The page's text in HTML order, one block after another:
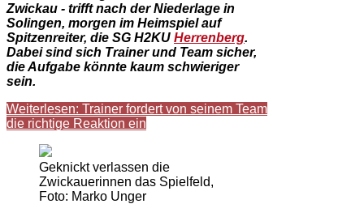
Zwickau - trifft nach der Niederlage in
Solingen, morgen im Heimspiel auf
Spitzenreiter, die SG H2KU Herrenberg.
Dabei sind sich Trainer und Team sicher,
die Aufgabe könnte kaum schwieriger
sein.
Weiterlesen: Trainer fordert von seinem Team
die richtige Reaktion ein
Geknickt verlassen die
Zwickauerinnen das Spielfeld,
Foto: Marko Unger